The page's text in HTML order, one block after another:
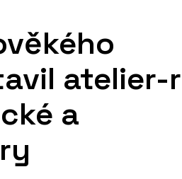
atelier-r
a